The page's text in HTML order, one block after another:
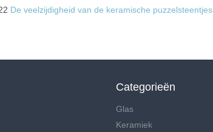
De veelzijdigheid van de keramische puzzelsteentjes
Categorieën
Glas
Keramiek